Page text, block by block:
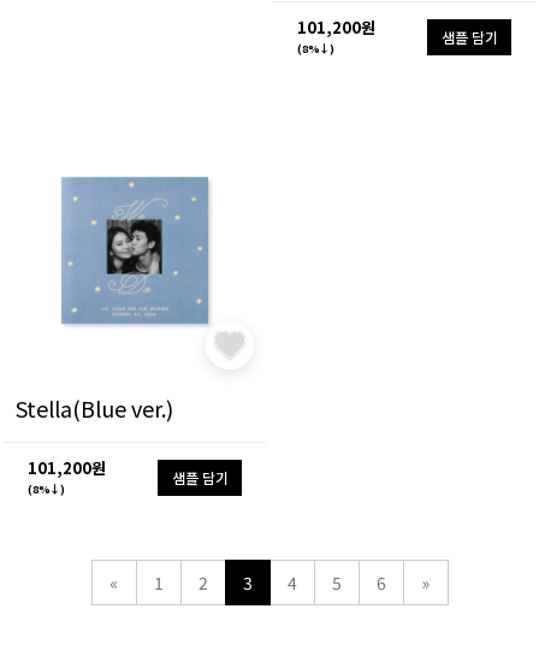
101,200원
(8%↓)
샘플 담기
Stella(Blue ver.)
101,200원
(8%↓)
샘플 담기
« 1 2 3 4 5 6 »